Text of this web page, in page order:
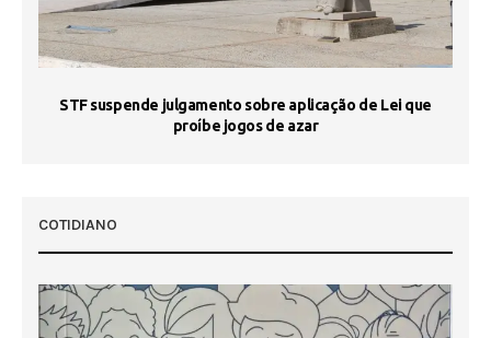
STF suspende julgamento sobre aplicação de Lei que
proíbe jogos de azar
COTIDIANO